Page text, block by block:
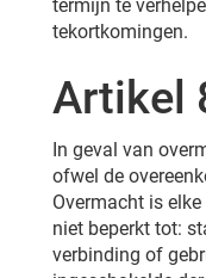
termijn te
tekortkomingen.
Artikel
In geval van
ofwel de
Overmacht is
niet beperkt tot:
verbinding of